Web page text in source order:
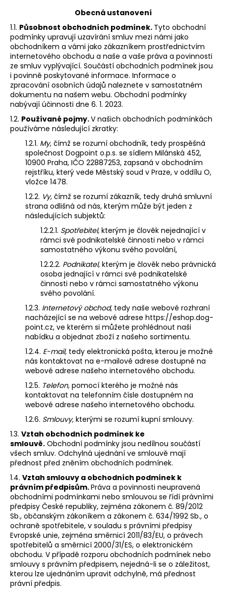
Obecná ustanovení
1.1. Působnost obchodních podmínek. Tyto obchodní
podmínky upravují uzavírání smluv mezi námi jako
obchodníkem a vámi jako zákazníkem prostřednictvím
internetového obchodu a naše a vaše práva a povinnosti
ze smluv vyplývající. Součástí obchodních podmínek jsou
i povinně poskytované informace. Informace o
zpracování osobních údajů naleznete v samostatném
dokumentu na našem webu. Obchodní podmínky
nabývají účinnosti dne 6. 1. 2023.
1.2. Používané pojmy.V našich obchodních podmínkách
používáme následující zkratky:
1.2.1. My, čímž se rozumí obchodník, tedy prospěšná
společnost Dogpoint o.p.s. se sídlem Milánská 452,
10900 Praha, IČO 22887253, zapsaná v obchodním
rejstříku, který vede Městský soud v Praze, v oddílu O,
vložce 1478.
1.2.2. Vy, čímž se rozumí zákazník, tedy druhá smluvní
strana odlišná od nás, kterým může být jeden z
následujících subjektů:
1.2.2.1. Spotřebitel, kterým je člověk nejednající v
rámci své podnikatelské činnosti nebo v rámci
samostatného výkonu svého povolání,
1.2.2.2. Podnikatel, kterým je člověk nebo právnická
osoba jednající v rámci své podnikatelské
činnosti nebo v rámci samostatného výkonu
svého povolání.
1.2.3. Internetový obchod, tedy naše webové rozhraní
nacházející se na webové adrese https://eshop.dog-
point.cz, ve kterém si můžete prohlédnout naši
nabídku a objednat zboží z našeho sortimentu.
1.2.4. E-mail, tedy elektronická pošta, kterou je možné
nás kontaktovat na e-mailové adrese dostupné na
webové adrese našeho internetového obchodu.
1.2.5. Telefon, pomocí kterého je možné nás
kontaktovat na telefonním čísle dostupném na
webové adrese našeho internetového obchodu.
1.2.6. Smlouvy, kterými se rozumí kupní smlouvy.
1.3. Vztah obchodních podmínek ke
smlouvě. Obchodní podmínky jsou nedílnou součástí
všech smluv. Odchylná ujednání ve smlouvě mají
přednost před zněním obchodních podmínek.
1.4. Vztah smlouvy a obchodních podmínek k
právním předpisům.Práva a povinnosti neupravená
obchodními podmínkami nebo smlouvou se řídí právními
předpisy České republiky, zejména zákonem č. 89/2012
Sb., občanským zákoníkem a zákonem č. 634/1992 Sb., o
ochraně spotřebitele, v souladu s právními předpisy
Evropské unie, zejména směrnicí 2011/83/EU, o právech
spotřebitelů a směrnicí 2000/31/ES, o elektronickém
obchodu. V případě rozporu obchodních podmínek nebo
smlouvy s právním předpisem, nejedná-li se o záležitost,
kterou lze ujednáním upravit odchylně, má přednost
právní předpis.